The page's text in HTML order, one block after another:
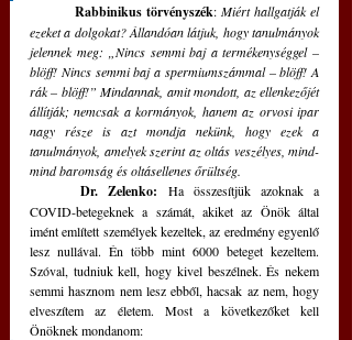
Rabbinikus törvényszék: Miért hallgatják el
ezeket a dolgokat? Állandóan látjuk, hogy tanulmányok
jelennek meg: „Nincs semmi baj a termékenységgel –
blöff! Nincs semmi baj a spermiumszámmal – blöff! A
rák – blöff!” Mindannak, amit mondott, az ellenkezőjét
állítják; nemcsak a kormányok, hanem az orvosi ipar
nagy része is azt mondja nekünk, hogy ezek a
tanulmányok, amelyek szerint az oltás veszélyes, mind-
mind baromság és oltásellenes őrültség.
Dr. Zelenko: Ha összesítjük azoknak a
COVID-betegeknek a számát, akiket az Önök által
imént említett személyek kezeltek, az eredmény egyenlő
lesz nullával. Én több mint 6000 beteget kezeltem.
Szóval, tudniuk kell, hogy kivel beszélnek. És nekem
semmi hasznom nem lesz ebből, hacsak az nem, hogy
elveszítem az életem. Most a következőket kell
Önöknek mondanom: